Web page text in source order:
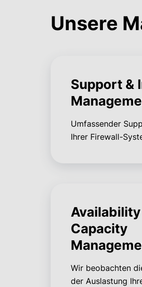
Unsere
Support &
Umfassender
Ihrer Firewall-
Availability
Capacity
Wir beobachten
der Auslastung